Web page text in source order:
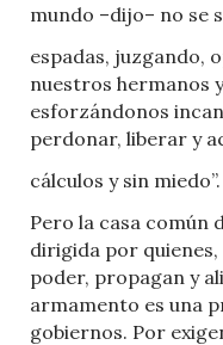
mundo –dijo– no se
espadas, juzgando,
nuestros hermanos
esforzándonos
perdonar, liberar y
cálculos y sin miedo”.
Pero la casa común
dirigida por quienes,
poder, propagan y
armamento es una
gobiernos. Por